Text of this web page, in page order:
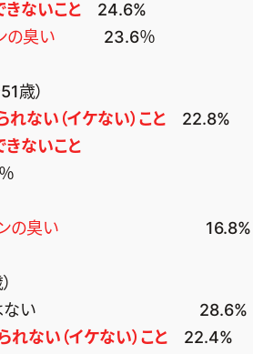
規会員登録はこちら
きないこと 24.6%
の臭い 23.6％
歳）
ない（イケない）こと 22.8%
きないこと
の臭い 16.8%
クスはない 28.6%
れない（イケない）こと 22.4%